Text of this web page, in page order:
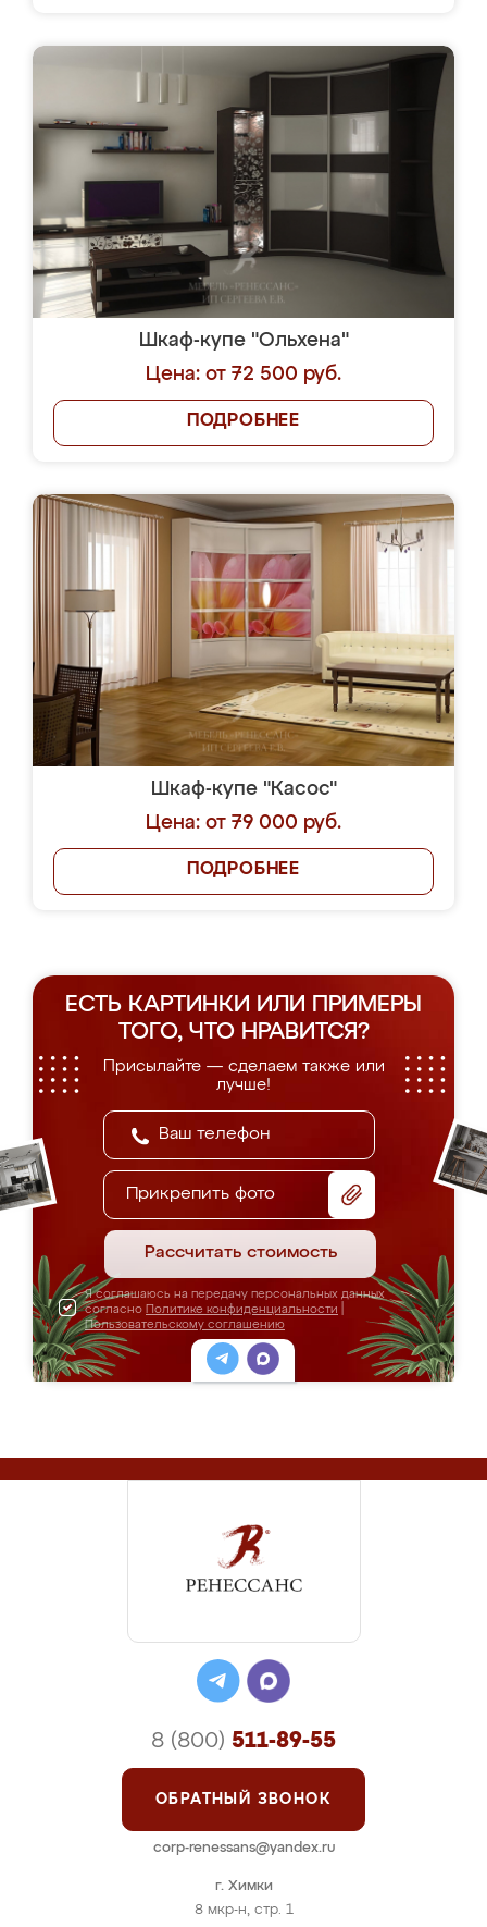
Шкаф-купе "Ольхена"
Цена: от 72 500 руб.
ПОДРОБНЕЕ
Шкаф-купе "Касос"
Цена: от 79 000 руб.
ПОДРОБНЕЕ
ЕСТЬ КАРТИНКИ ИЛИ ПРИМЕРЫ
ТОГО, ЧТО НРАВИТСЯ?
Присылайте — сделаем также или
лучше!
Прикрепить фото
Рассчитать стоимость
Я соглашаюсь на передачу персональных данных
согласно Политике конфиденциальности
Пользовательскому соглашению
г. Химки
8 мкр-н, стр. 1
8 (800) 511-89-55
ОБРАТНЫЙ ЗВОНОК
corp-renessans@yandex.ru